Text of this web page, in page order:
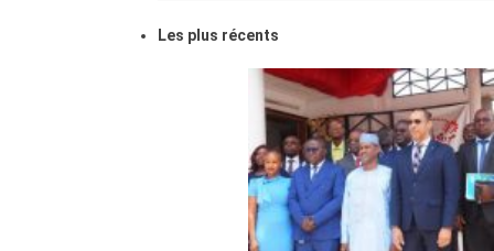
Les plus récents